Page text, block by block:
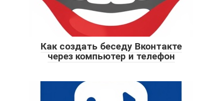
Как создать беседу Вконтакте
через компьютер и телефон